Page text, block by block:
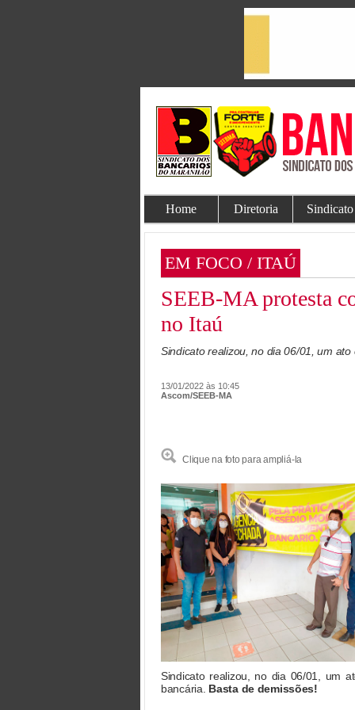
Home Diretoria Sindicato
EM FOCO / ITAÚ
SEEB-MA protesta
no Itaú
Sindicato realizou, no dia 06/01, um
13/01/2022 às 10:45
Ascom/SEEB-MA
Clique na foto para ampliá-la
Sindicato realizou, no dia 06/01, um
bancária. Basta de demissões!